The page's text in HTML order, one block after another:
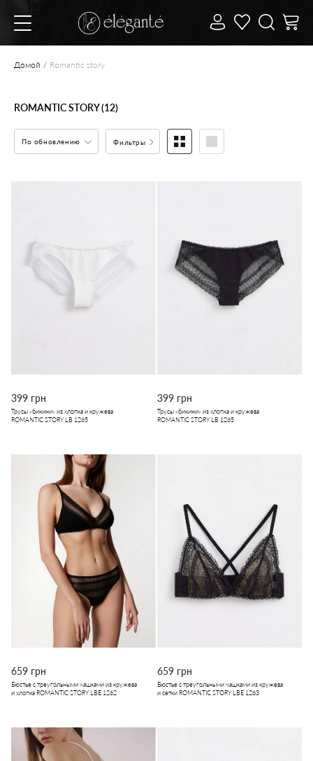
Домой Romantic story
ROMANTIC STORY (12)
По обновлению Фильтры
399 грн
Трусы «бикини» из хлопка и кружева
ROMANTIC STORY LB 1265
399 грн
Трусы «бикини» из хлопка и кружева
ROMANTIC STORY LB 1265
659 грн
Бюстье с треугольными чашками из кружева
и хлопка ROMANTIC STORY LBE 1262
659 грн
Бюстье с треугольными чашками из кружева
и сетки ROMANTIC STORY LBE 1263